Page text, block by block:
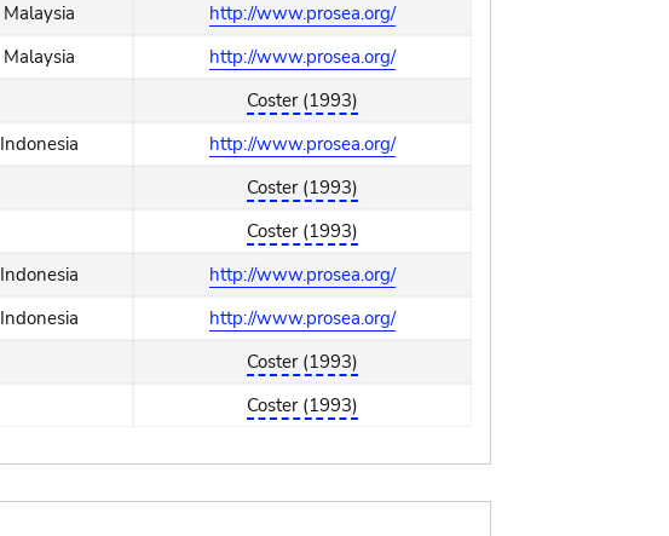
Malaysia
http://www.prosea.org/
Malaysia
http://www.prosea.org/
Coster (1993)
Indonesia
http://www.prosea.org/
Coster (1993)
Coster (1993)
Indonesia
http://www.prosea.org/
Indonesia
http://www.prosea.org/
Coster (1993)
Coster (1993)